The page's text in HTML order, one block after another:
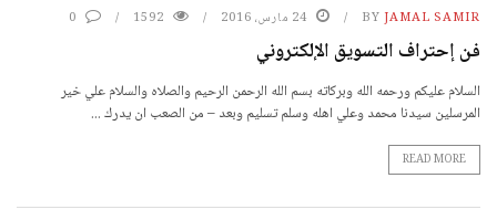
BY JAMAL SAMIR 24 مارس، 2016 1592
0
فن إحتراف التسويق الإلكتروني
السلام عليكم ورحمه الله وبركاته بسم الله الرحمن الرحيم والصلاه والسلام علي خير
المرسلين سيدنا محمد وعلي اهله وسلم تسليم وبعد – من الصعب ان يدرك ...
READ MORE